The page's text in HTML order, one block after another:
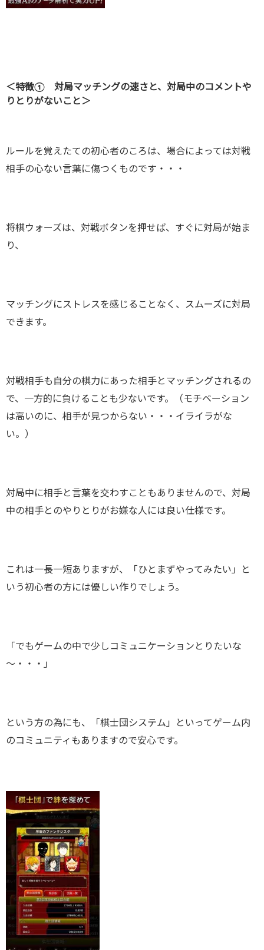
＜特徴① 対局マッチングの速さと、対局中のコメントや
りとりがないこと＞
ルールを覚えたての初心者のころは、場合によっては対戦
相手の心ない言葉に傷つくものです・・・
将棋ウォーズは、対戦ボタンを押せば、すぐに対局が始ま
り、
マッチングにストレスを感じることなく、スムーズに対局
できます。
対戦相手も自分の棋力にあった相手とマッチングされるの
で、一方的に負けることも少ないです。（モチベーション
は高いのに、相手が見つからない・・・イライラがな
い。）
対局中に相手と言葉を交わすこともありませんので、対局
中の相手とのやりとりがお嫌な人には良い仕様です。
これは一長一短ありますが、「ひとまずやってみたい」と
いう初心者の方には優しい作りでしょう。
「でもゲームの中で少しコミュニケーションとりたいな
～・・・」
という方の為にも、「棋士団システム」といってゲーム内
のコミュニティもありますので安心です。